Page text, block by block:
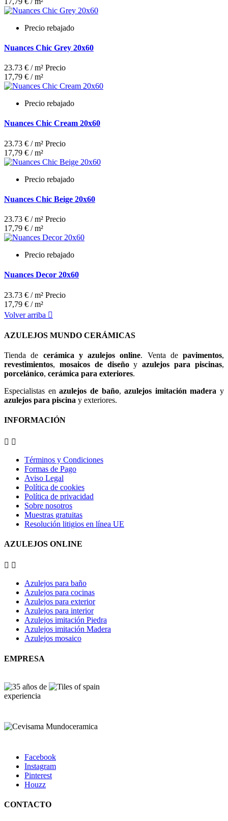
Precio rebajado
Nuances Chic Grey 20x60
23.73 € / m² Precio
17,79 € / m²
Precio rebajado
Nuances Chic Cream 20x60
23.73 € / m² Precio
17,79 € / m²
Precio rebajado
Nuances Chic Beige 20x60
23.73 € / m² Precio
17,79 € / m²
Precio rebajado
Nuances Decor 20x60
23.73 € / m² Precio
17,79 € / m²
Volver arriba 
AZULEJOS MUNDO CERÁMICAS
Tienda de cerámica y azulejos online. Venta de pavimentos,
revestimientos, mosaicos de diseñoyazulejos para piscinas,
porcelánico, cerámica para exteriores.
Especialistas enazulejos de baño,azulejos imitación madera y
azulejos para piscina y exteriores.
INFORMACIÓN
 
Términos y Condiciones
Formas de Pago
Aviso Legal
Política de cookies
Política de privacidad
Sobre nosotros
Muestras gratuitas
Resolución litigios en línea UE
AZULEJOS ONLINE
 
Azulejos para baño
Azulejos para cocinas
Azulejos para exterior
Azulejos para interior
Azulejos imitación Piedra
Azulejos imitación Madera
Azulejos mosaico
EMPRESA
Facebook
Instagram
Pinterest
Houzz
CONTACTO